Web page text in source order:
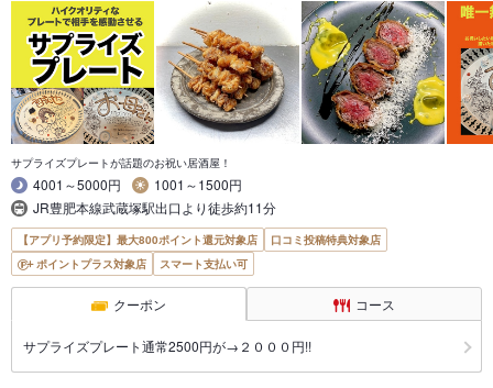
サプライズプレートが話題のお祝い居酒屋！
4001～5000円
1001～1500円
JR豊肥本線武蔵塚駅出口より徒歩約11分
【アプリ予約限定】最大800ポイント還元対象店
口コミ投稿特典対象店
ポイントプラス対象店
スマート支払い可
クーポン コース
サプライズプレート通常2500円が→２０００円!!